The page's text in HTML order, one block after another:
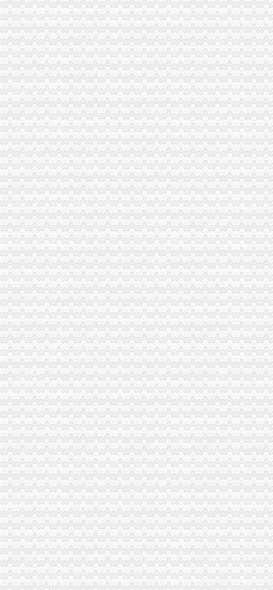
松树桥中学推名师新秀精品课展示大赛获佳绩-教育频道-华龙网
【重庆松树桥其他招聘网_其他招聘信息】-重庆智联招聘
松树桥在爪子,把马路轧断了_重庆_论坛_天涯社区
【重庆松树桥护理招聘网_护理招聘信息】-重庆智联招聘
李家花园立交改造工程全面竣工|李家花园|红旗河沟|松树桥_新浪新闻
人民微博---重庆松树桥
李家花园隧道不复存在松树桥至红旗河沟方向通车_凤凰资讯
重庆松树桥中学-搜百科
【陌上花开饮品小站团购】-大众点评网团购重庆站
国网永川供电：110千伏松树桥站全停改造——人民网·重庆视窗—重
渝北龙溪冉家坝松树桥新牌坊周边换-直辖市重庆
松树桥餐饮油烟机安装%2c厨房风机维修%2c烟道制作安装图-公司动
重庆江北清洁公司红旗河沟清洁公司松树桥清洁公司-江北保洁|重庆酷
中国青少年机器人竞赛重庆选拔赛在松树桥中学开赛-新华网重庆频道
重庆江北松树桥专业开荒清洁公司松树桥开荒清洁多少钱-久久信息网
200元享全年家电免费保养？玩噱头遭质疑|家电|免费|公司_新浪新闻
鱼洞安楠镇的松树桥水库_百姓声音_论坛_天涯社区
重庆渝北松树桥雨田招待所2017新招聘信息_电话_地址-58企业名录
逗恁个冷清法子,看来贴吧的繁荣还是离不开【松树桥中学吧】_百
重庆松树桥金开大道美食_有什么好吃的-团购_大众点评网-大众点评网
松树桥中学校公寓厕所改造、外墙整及学术报告厅维修工程-中
松树桥养老院内部管理规章制度&#46;doc下载_爱问共享资料
重庆松树桥金岛花园的游泳池开没得_搜问问
松树桥水库写意/原创-文的日志-网易博客
重庆内河捞：渝北龙溪、冉家坝、新牌坊、北环、松树桥、管道疏通
松树桥大厦渝北楼盘,与松树桥大厦同区域楼盘信息-重庆安居客
有谁知道重庆松树桥那里的东廷印刷搬到哪里去了？-爱问知识人
A江北松树桥搬家公司收费红旗河沟搬家公司搬家-重庆58同城
大石坝大庆村松树桥创鸿恩东原D七区换芯修门开车门保险柜-
松树桥大厦户型图|松树桥大厦房型图_重庆渝北松树桥大厦
松树桥观音桥红旗河沟换芯换装修门-直辖市重庆具
重庆市渝北区海韵房地产经纪服务部松树桥分部
松树桥中课题获成“科学院小院士”_网易新闻中心
松树桥中央空调维修|家用中央空调维修|24H电话（优质商家）-东方供
重庆市渝北区海韵房地产经纪服务部松树桥分部
【重庆万佳连超市松树桥店酒店】重庆万佳连超市松树桥店酒店预
松树桥中学举行教育科研课题开题会_财经_环球网
2017年重庆松树桥劳务员年审报名中心_志趣网
2017年重庆松树桥劳务员年审报名中心_志趣网
松树桥立交附近商场,松树桥立交附近有什么商场
悄悄施工“躲猫猫”松树桥近万平方米违法建筑被拆除——凤凰网房
重庆松树桥金堡附近7天_重庆松树桥金堡附近7天连酒店-住哪
【重庆江北区松树桥篮球场】江北区松树桥篮球场团购-重庆拉手网
重庆松树桥花卉园附近7天_重庆松树桥花卉园附近7天连酒店-住哪
在江北和沙坪坝之间,比如石门,松树桥,冉家坝,南桥寺,加州等
松树桥中学：们巧手生花开创意无限的班会课